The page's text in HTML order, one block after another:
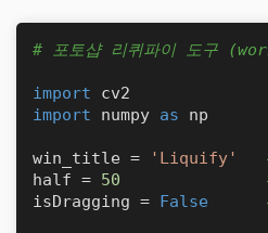
# 포토샵 리퀴파이 도구
import
import numpy as np
win_title = 'Liquify'
half = 50
isDragging = False